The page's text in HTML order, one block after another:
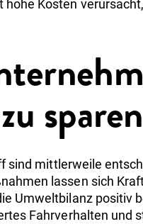
Kosten
sparen
sind mittlerweile
lassen sich
Umweltbilanz positiv
Fahrverhalten und